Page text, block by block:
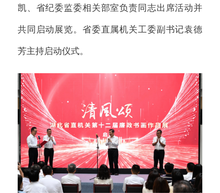
凯、省纪委监委相关部室负责同志出席活动并
共同启动展览。省委直属机关工委副书记袁德
芳主持启动仪式。